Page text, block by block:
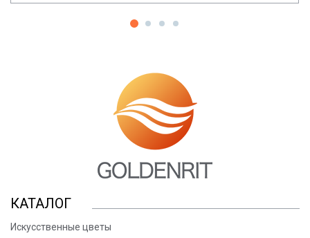
КАТАЛОГ
Искусственные цветы